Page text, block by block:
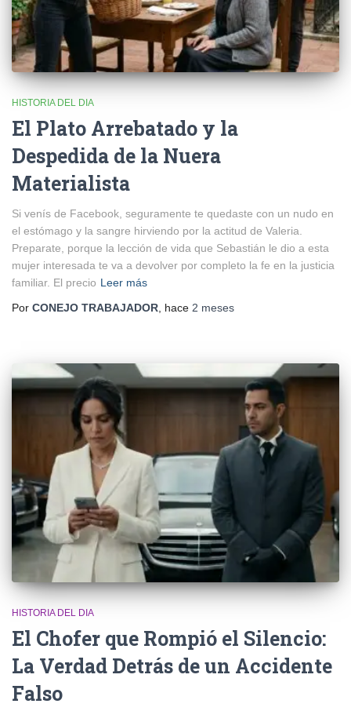
HISTORIA DEL DIA
El Plato Arrebatado y la
Despedida de la Nuera
Materialista
Si venís de Facebook, seguramente te quedaste con un nudo en
el estómago y la sangre hirviendo por la actitud de Valeria.
Preparate, porque la lección de vida que Sebastián le dio a esta
mujer interesada te va a devolver por completo la fe en la justicia
familiar. El precio Leer más
Por CONEJO TRABAJADOR , hace 2 meses
HISTORIA DEL DIA
El Chofer que Rompió el Silencio:
La Verdad Detrás de un Accidente
Falso